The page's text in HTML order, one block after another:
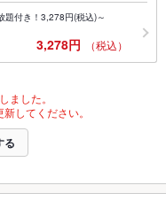
題付き！3,278円(税込)～
3,278円 （税込）
ました。
してください。
る